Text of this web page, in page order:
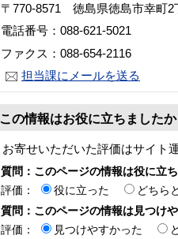
〒770-8571 徳島県徳島市幸町2
電話番号：088-621-5021
ファクス：088-654-2116
担当課にメールを送る
この情報はお役に立ちましたか
お寄せいただいた評価はサイト
質問：このページの情報は役に立
評価：
役に立った どちら
質問：このページの情報は見つけ
評価：
見つけやすかった